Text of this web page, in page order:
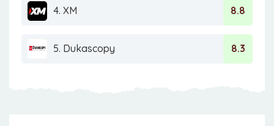
4. XM 8.8
5. Dukascopy 8.3